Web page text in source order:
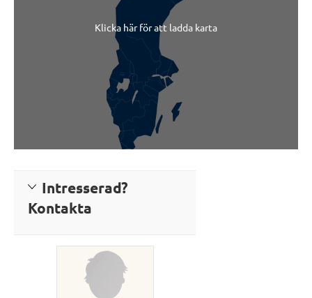
Klicka här för att ladda karta
Intresserad?
Kontakta